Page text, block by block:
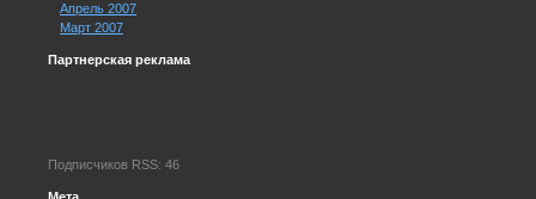
Апрель 2007
Март 2007
Партнерская реклама
Подписчиков RSS: 46